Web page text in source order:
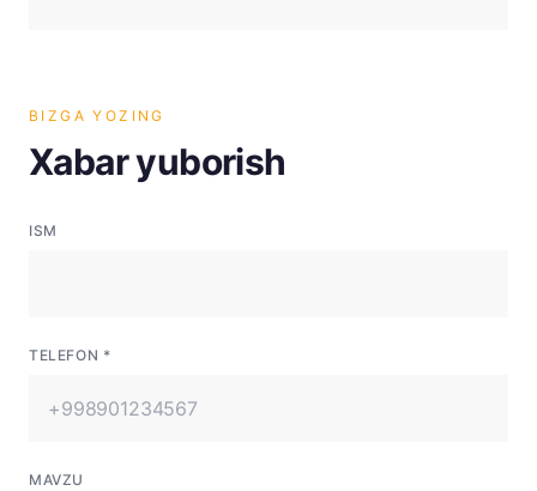
BIZGA YOZING
Xabar yuborish
ISM
TELEFON *
MAVZU